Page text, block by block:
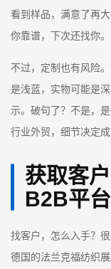
看到样品，满意了再
你靠谱，下次还找你。
不过，定制也有风险
是浅蓝，实物可能是
示。破句了？不是，
行业外贸，细节决定成
获取客
B2B平台
找客户，怎么入手？
德国的法兰克福纺织